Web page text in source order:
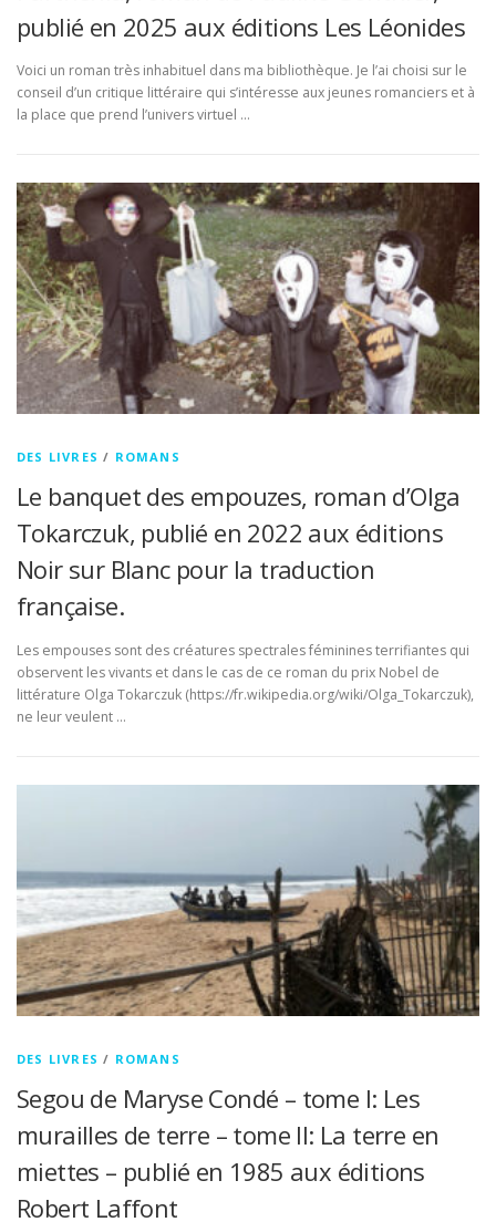
publié en 2025 aux éditions Les Léonides
Voici un roman très inhabituel dans ma bibliothèque. Je l’ai choisi sur le
conseil d’un critique littéraire qui s’intéresse aux jeunes romanciers et à
la place que prend l’univers virtuel …
DES LIVRES / ROMANS
Le banquet des empouzes, roman d’Olga
Tokarczuk, publié en 2022 aux éditions
Noir sur Blanc pour la traduction
française.
Les empouses sont des créatures spectrales féminines terrifiantes qui
observent les vivants et dans le cas de ce roman du prix Nobel de
littérature Olga Tokarczuk (https://fr.wikipedia.org/wiki/Olga_Tokarczuk),
ne leur veulent …
DES LIVRES / ROMANS
Segou de Maryse Condé – tome I: Les
murailles de terre – tome II: La terre en
miettes – publié en 1985 aux éditions
Robert Laffont